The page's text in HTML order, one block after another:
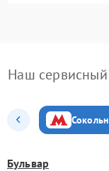
Наш
Бульвар